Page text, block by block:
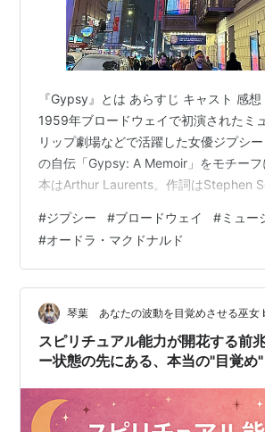
『Gypsy』とは あらすじ キャスト 感
1959年ブロードウェイで初演されたミ
リップ劇場などで活躍した女優ジプシ
の自伝「Gypsy: A Memoir」をモチー
本はArthur Laurents。作詞はStephen
たプロダクションを観劇した。 演出は
Wolfe。振付はCamile A. Brown。 あら
制止を振り切り、子どもたちをスター
と躍起になっている。 妹のジューンを…
#ジプシー #ブロードウェイ #ミュー
#オードラ・マクドナルド
琴葉 あなたの波動を目覚めさせる巫女
スピリチュアル能力が開花する前
ー状態の先にある、本当の"目覚め